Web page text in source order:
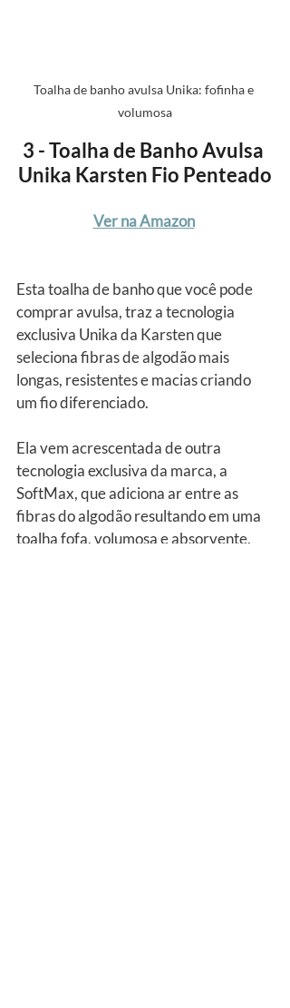
Toalha de banho avulsa Unika: fofinha e
volumosa
3 - Toalha de Banho Avulsa
Unika Karsten Fio Penteado
Ver na Amazon
Esta toalha de banho que você pode
comprar avulsa, traz a tecnologia
exclusiva Unika da Karsten que
seleciona fibras de algodão mais
longas, resistentes e macias criando
um fio diferenciado.
Ela vem acrescentada de outra
tecnologia exclusiva da marca, a
SoftMax, que adiciona ar entre as
fibras do algodão resultando em uma
toalha fofa, volumosa e absorvente,